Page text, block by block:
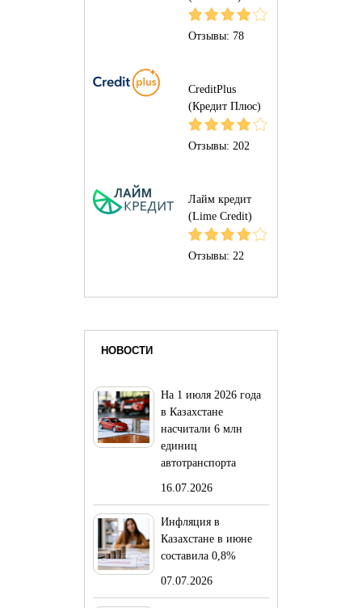
Отзывы: 78
CreditPlus
(Кредит Плюс)
Отзывы: 202
Лайм кредит
(Lime Credit)
Отзывы: 22
НОВОСТИ
На 1 июля 2026 года
в Казахстане
насчитали 6 млн
единиц
автотранспорта
16.07.2026
Инфляция в
Казахстане в июне
составила 0,8%
07.07.2026